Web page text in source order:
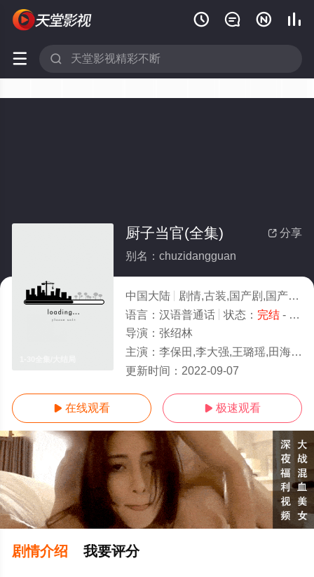
   
 
 分享
厨子当官(全集)
别名：chuzidangguan
中国大陆 剧情,古装,国产剧,国产
语言： 汉语普通话 状态： 完结- 免费在线观看
导演： 张绍林
主演： 李保田,李大强,王璐瑶,田海蓉,李明启,舒畅
更新时间： 2022-09-07
 在线观看  极速观看
剧情介绍 我要评分